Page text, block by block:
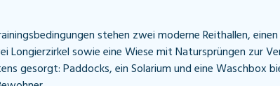
stehen zwei moderne Reithallen,
Longierzirkel sowie eine Wiese mit Natursprüngen zur
gesorgt: Paddocks, ein Solarium und eine Waschbox